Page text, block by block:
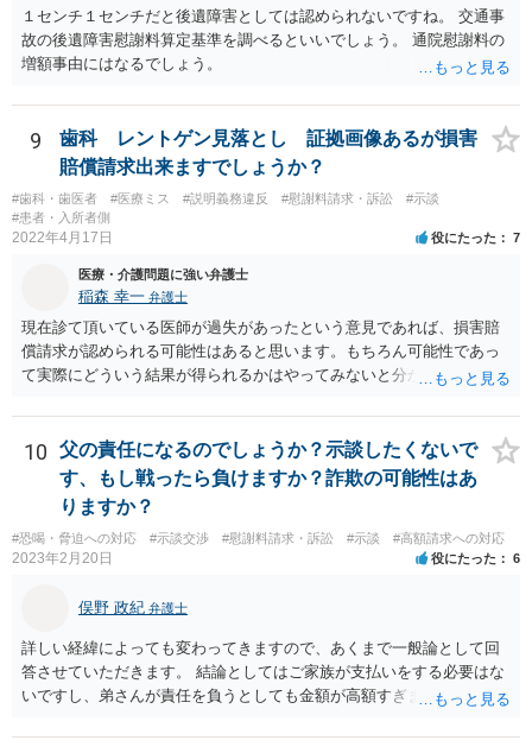
１センチ１センチだと後遺障害としては認められないですね。 交通事
故の後遺障害慰謝料算定基準を調べるといいでしょう。 通院慰謝料の
増額事由にはなるでしょう。
9
歯科 レントゲン見落とし 証拠画像あるが損害
賠償請求出来ますでしょうか？
#歯科・歯医者 #医療ミス #説明義務違反 #慰謝料請求・訴訟
#示談
#患者・入所者側
2022年4月17日 役にたった 7
医療・介護問題に強い弁護士
稲森 幸一 弁護士
現在診て頂いている医師が過失があったという意見であれば、損害賠
償請求が認められる可能性はあると思います。もちろん可能性であっ
て実際にどういう結果が得られるかはやってみないと分かりません
療費や精神的苦痛を受けた分の慰謝料や仕事に影響があれば休業損害
などが考えられます。 頑張ってください。
10
父の責任になるのでしょうか？示談したくないで
す、もし戦ったら負けますか？詐欺の可能性はあ
りますか？
#恐喝・脅迫への対応 #示談交渉 #慰謝料請求・訴訟 #示談 #高額請求への対応
2023年2月20日 役にたった 6
俣野 政紀 弁護士
詳しい経緯によっても変わってきますので、あくまで一般論として回
答させていただきます。 結論としてはご家族が支払いをする必要はな
いですし、弟さんが責任を負うとしても金額が高額すぎます。 仮に弟
実だとしても責任を負うのは弟さんです。弟さんの詳しいご状況は分